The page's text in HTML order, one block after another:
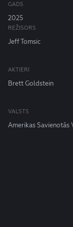
GADS
2025
REŽISORS
Jeff Tomsic
AKTIERI
Brett Goldstein
VALSTS
Amerikas Savienotās